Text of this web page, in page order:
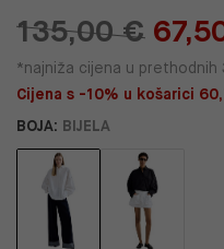
135,00 €
*najniža cijena u prethodnih
Cijena s -10% u košarici
BOJA: BIJELA